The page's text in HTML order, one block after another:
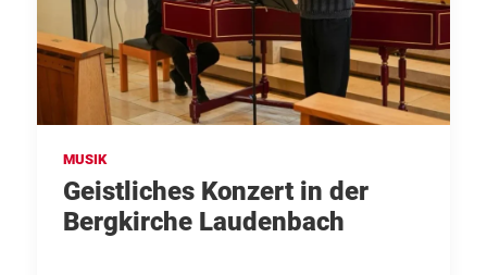
MUSIK
Geistliches Konzert in der
Bergkirche Laudenbach